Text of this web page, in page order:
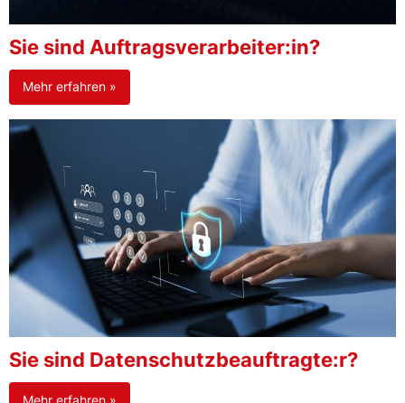
Sie sind Auftragsverarbeiter:in?
Mehr erfahren »
Sie sind Datenschutzbeauftragte:r?
Mehr erfahren »